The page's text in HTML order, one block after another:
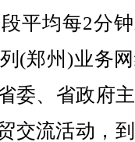
平均每2分
(郑州)业务
委、省政府
交流活动，